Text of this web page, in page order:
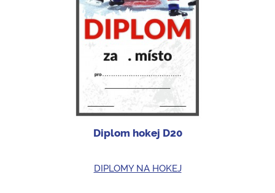
Diplom hokej D20
DIPLOMY NA HOKEJ